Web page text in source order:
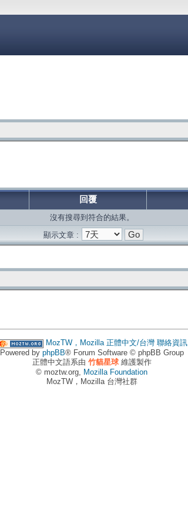
回覆
沒有搜尋到符合的結果。
顯示文章 :
MozTW，Mozilla 正體中文/台灣 聯絡資訊
Powered by phpBB® Forum Software © phpBB Group
正體中文語系由 竹貓星球維護製作
© moztw.org, Mozilla Foundation
MozTW，Mozilla 台灣社群